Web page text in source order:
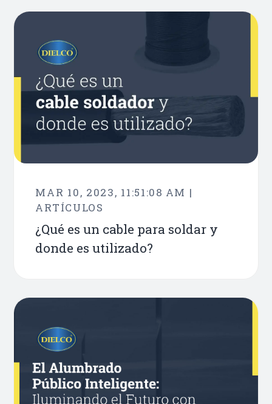
MAR 10, 2023, 11:51:08 AM |
ARTÍCULOS
¿Qué es un cable para soldar y
donde es utilizado?